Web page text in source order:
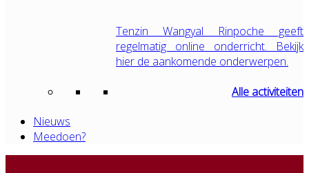
Tenzin Wangyal Rinpoche geeft
regelmatig online onderricht. Bekijk
hier de aankomende onderwerpen.
Alle activiteiten
Nieuws
Meedoen?